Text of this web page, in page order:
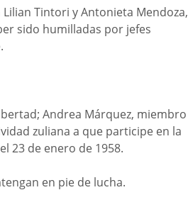
Tintori y Antonieta Mendoza,
sido humilladas por jefes
Andrea Márquez, miembro
zuliana a que participe en la
23 de enero de 1958.
en pie de lucha.